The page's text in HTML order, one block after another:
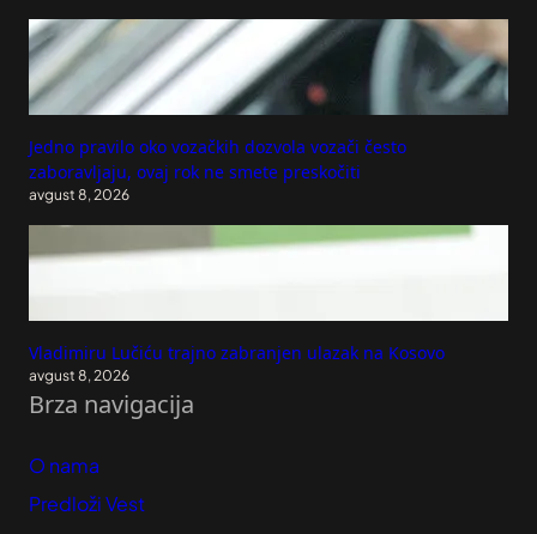
Jedno pravilo oko vozačkih dozvola vozači često
zaboravljaju, ovaj rok ne smete preskočiti
avgust 8, 2026
Vladimiru Lučiću trajno zabranjen ulazak na Kosovo
avgust 8, 2026
Brza navigacija
O nama
Predloži Vest